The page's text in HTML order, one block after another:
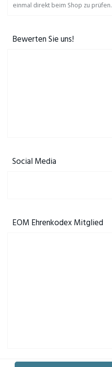
einmal direkt beim Shop zu prüfen.
Bewerten Sie uns!
Social Media
EOM Ehrenkodex Mitglied